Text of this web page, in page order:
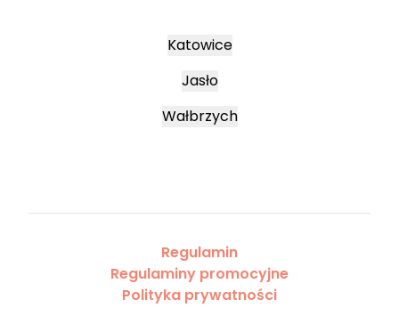
Katowice
Jasło
Wałbrzych
Regulamin
Regulaminy promocyjne
Polityka prywatności